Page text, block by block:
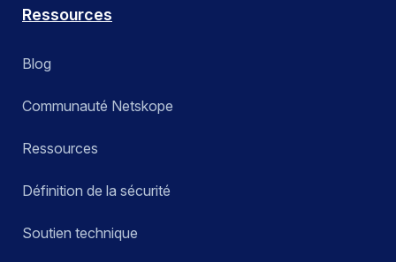
Ressources
Blog
Communauté Netskope
Ressources
Définition de la sécurité
Soutien technique